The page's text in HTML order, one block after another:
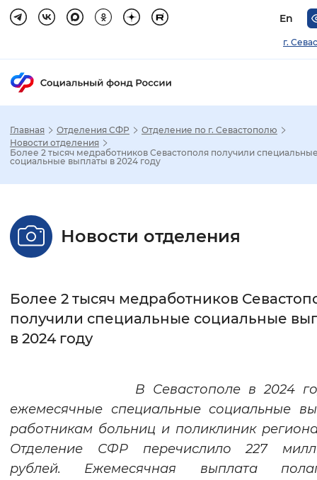
En
г.
Стандартный Увеличенный
Без засечек С засечками
Цвет сайта
Монохромный Инверсивный
Синий фон
Главная Отделения СФР
Отделение по г. Севастополю
Новости отделения
Более 2 тысяч медработников Севастополя получили
социальные выплаты в 2024 году
Новости отделения
Более 2 тысяч медработников
получили специальные социальные
в 2024 году
В Севастополе в 2024
ежемесячные специальные социальные
работникам больниц и поликлиник
Отделение СФР перечислило 227
рублей. Ежемесячная выплата